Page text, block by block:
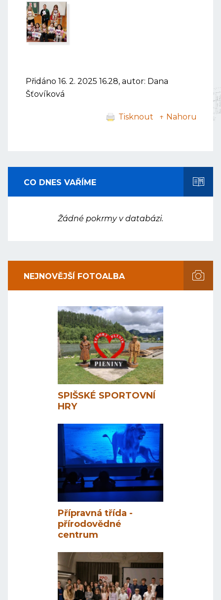
Přidáno 16. 2. 2025 16.28, autor: Dana
Šťovíková
Tisknout ↑ Nahoru
CO DNES VAŘÍME
Žádné pokrmy v databázi.
NEJNOVĚJŠÍ FOTOALBA
SPIŠSKÉ SPORTOVNÍ
HRY
Přípravná třída -
přírodovědné
centrum